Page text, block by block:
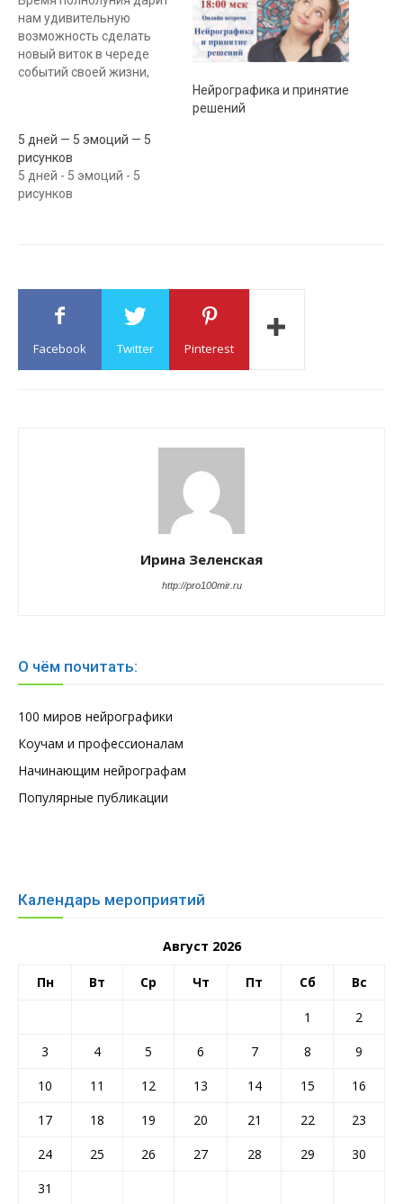
нам удивительную
возможность сделать
новый виток в череде
событий своей жизни,
укрепить уже созданные
позиции. Полнолуние
начнётся в 15:37 по
Москве. Это второе
на ближайшее будущее,…
Нейрографика и принятие
решений
5 дней — 5 эмоций — 5
рисунков
5 дней - 5 эмоций - 5
рисунков
Facebook Twitter Pinterest
Ирина Зеленская
http://pro100mir.ru
О чём почитать:
100 миров нейрографики
Коучам и профессионалам
Начинающим нейрографам
Популярные публикации
Календарь мероприятий
Август 2026
Пн Вт Ср Чт Пт Сб Вс
1
2
3
4 5 6 7 8
9
10
11 12 13 14 15
16
17
18 19 20 21 22
23
24
25 26 27 28 29
30
31